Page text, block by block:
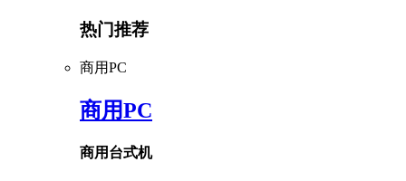
热门推荐
商用PC
商用PC
商用台式机